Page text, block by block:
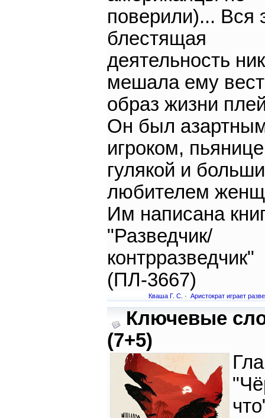
поверили)... Вся
блестящая
деятельность
мешала ему
образ жизни
Он был
игроком,
гулякой и
любителем
Им написана
"Разведчик/
контрразведчик"
(ПЛ-3667)
Кваша Г. С. · Аристократ играет
Ключевые
(7+5)